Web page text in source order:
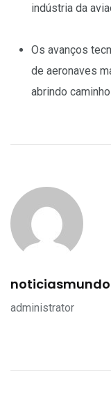
indústria da
Os avanços
de aeronaves
abrindo
administrator